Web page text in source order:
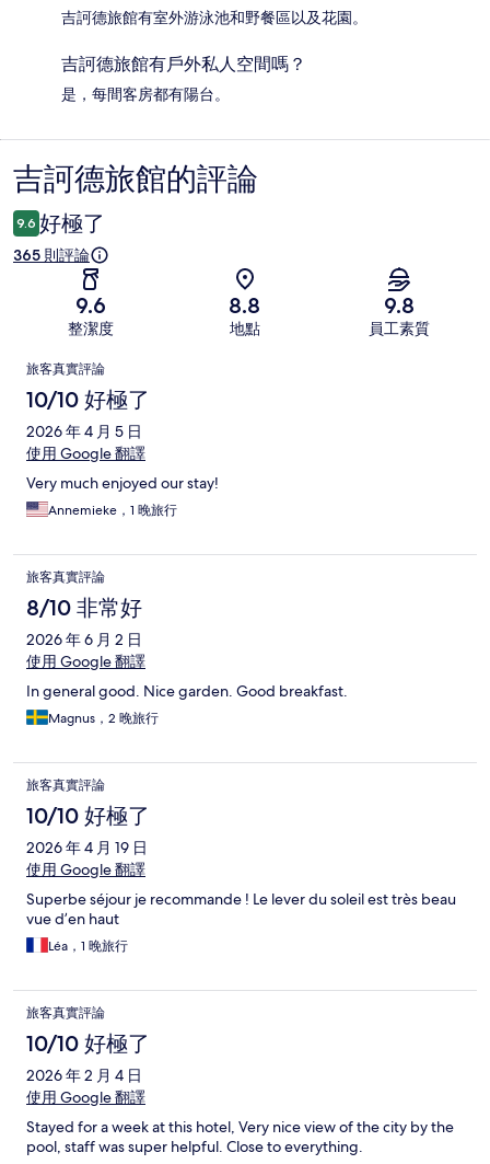
吉訶德旅館有室外游泳池和野餐區以及花園。
吉訶德旅館有戶外私人空間嗎？
是，每間客房都有陽台。
評
論
吉訶德旅館的評論
9.6 好極了
365 則評論
9.6
整潔度
8.8
地點
9.8
員工素質
評
論
旅客真實評論
10/10 好極了
2026 年 4 月 5 日
使用 Google 翻譯
Very much enjoyed our stay!
Annemieke，1 晚旅行
旅客真實評論
8/10 非常好
2026 年 6 月 2 日
使用 Google 翻譯
In general good. Nice garden. Good breakfast.
Magnus，2 晚旅行
旅客真實評論
10/10 好極了
2026 年 4 月 19 日
使用 Google 翻譯
Superbe séjour je recommande ! Le lever du soleil est très beau
vue d’en haut
Léa，1 晚旅行
旅客真實評論
10/10 好極了
2026 年 2 月 4 日
使用 Google 翻譯
Stayed for a week at this hotel, Very nice view of the city by the
pool, staff was super helpful. Close to everything.